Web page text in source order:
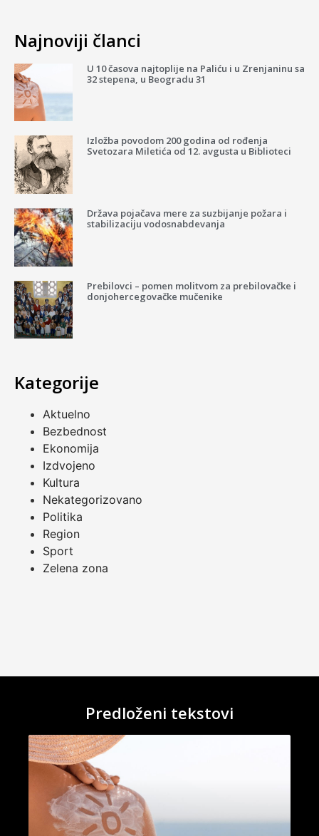
Najnoviji članci
U 10 časova najtoplije na Paliću i u Zrenjaninu sa
32 stepena, u Beogradu 31
Izložba povodom 200 godina od rođenja
Svetozara Miletića od 12. avgusta u Biblioteci
Država pojačava mere za suzbijanje požara i
stabilizaciju vodosnabdevanja
Prebilovci – pomen molitvom za prebilovačke i
donjohercegovačke mučenike
Kategorije
Aktuelno
Bezbednost
Ekonomija
Izdvojeno
Kultura
Nekategorizovano
Politika
Region
Sport
Zelena zona
Predloženi tekstovi